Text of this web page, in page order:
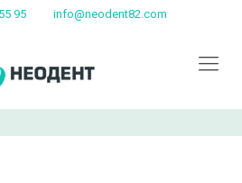
95 info@neodent82.com